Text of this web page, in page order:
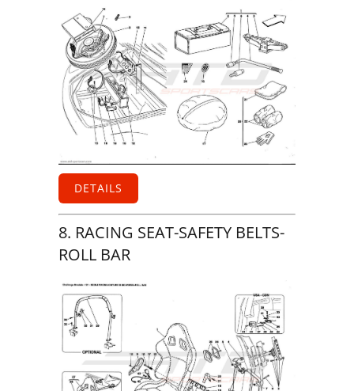
DETAILS
8. RACING SEAT-SAFETY BELTS-
ROLL BAR